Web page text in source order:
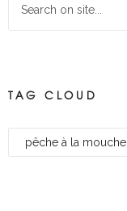
TAG CLOUD
pêche à la mouche